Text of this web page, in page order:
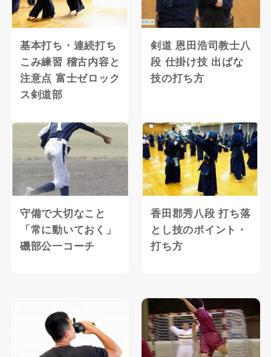
基本打ち・連続打ち
こみ練習 稽古内容と
注意点 富士ゼロック
ス剣道部
剣道 恩田浩司教士八
段 仕掛け技 出ばな
技の打ち方
守備で大切なこと
「常に動いておく」
磯部公一コーチ
香田郡秀八段 打ち落
とし技のポイント・
打ち方